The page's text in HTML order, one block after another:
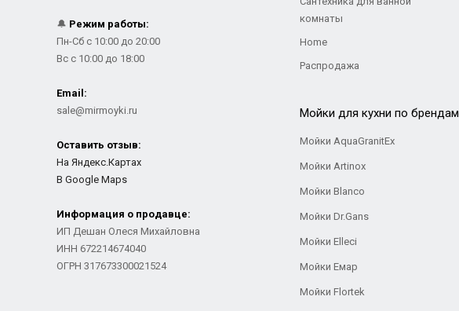
🔔 Режим работы:
Пн-Сб с 10:00 до 20:00
Вс с 10:00 до 18:00
Email:
sale@mirmoyki.ru
Оставить отзыв:
На Яндекс.Картах
В Google Maps
Информация о продавце:
ИП Дешан Олеся Михайловна
ИНН 672214674040
ОГРН 317673300021524
комнаты
Home
Распродажа
Мойки для кухни по брендам
Мойки AquaGranitEx
Мойки Artinox
Мойки Blanco
Мойки Dr.Gans
Мойки Elleci
Мойки Емар
Мойки Flortek